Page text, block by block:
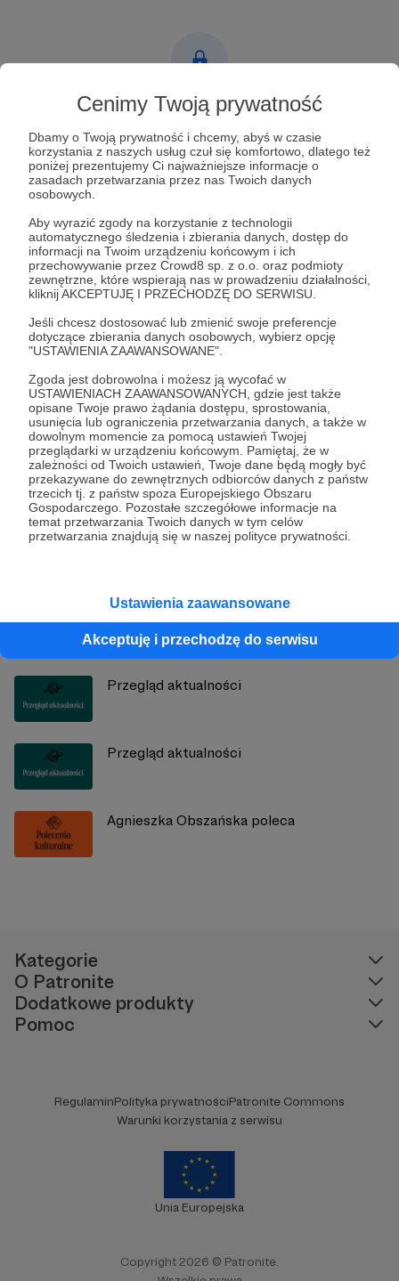
Cenimy Twoją prywatność
Dbamy o Twoją prywatność i chcemy, abyś w czasie
korzystania z naszych usług czuł się komfortowo, dlatego też
poniżej prezentujemy Ci najważniejsze informacje o
zasadach przetwarzania przez nas Twoich danych
osobowych.
Aby wyrazić zgody na korzystanie z technologii
automatycznego śledzenia i zbierania danych, dostęp do
informacji na Twoim urządzeniu końcowym i ich
przechowywanie przez Crowd8 sp. z o.o. oraz podmioty
zewnętrzne, które wspierają nas w prowadzeniu działalności,
kliknij AKCEPTUJĘ I PRZECHODZĘ DO SERWISU.
Jeśli chcesz dostosować lub zmienić swoje preferencje
dotyczące zbierania danych osobowych, wybierz opcję
"USTAWIENIA ZAAWANSOWANE".
Zgoda jest dobrowolna i możesz ją wycofać w
USTAWIENIACH ZAAWANSOWANYCH, gdzie jest także
opisane Twoje prawo żądania dostępu, sprostowania,
usunięcia lub ograniczenia przetwarzania danych, a także w
dowolnym momencie za pomocą ustawień Twojej
przeglądarki w urządzeniu końcowym. Pamiętaj, że w
zależności od Twoich ustawień, Twoje dane będą mogły być
przekazywane do zewnętrznych odbiorców danych z państw
trzecich tj. z państw spoza Europejskiego Obszaru
Gospodarczego. Pozostałe szczegółowe informacje na
temat przetwarzania Twoich danych w tym celów
przetwarzania znajdują się w naszej polityce prywatności.
Ustawienia zaawansowane
Akceptuję i przechodzę do serwisu
Post dostępny tylko dla Patronów
Aby zobaczyć ten materiał musisz być zalogowany
Zaloguj się
LP357 euro 2020 szklarska poręba garaż 357
podsumowanie tygodnia
Udostępnij
Radio 357
Zobacz profil autora
Zobacz również
Przegląd aktualności
Przegląd aktualności
Agnieszka Obszańska poleca
Kategorie
O Patronite
Dodatkowe produkty
Pomoc
RegulaminPolityka prywatnościPatronite Commons
Warunki korzystania z serwisu
Unia Europejska
Copyright 2026 © Patronite.